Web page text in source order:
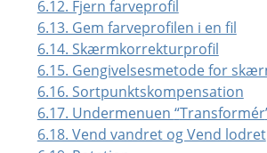
6.12. Fjern farveprofil
6.13. Gem farveprofilen i en fil
6.14. Skærmkorrekturprofil
6.15. Gengivelsesmetode for
6.16. Sortpunktskompensation
6.17. Undermenuen “Transformér
6.18. Vend vandret og Vend lodret